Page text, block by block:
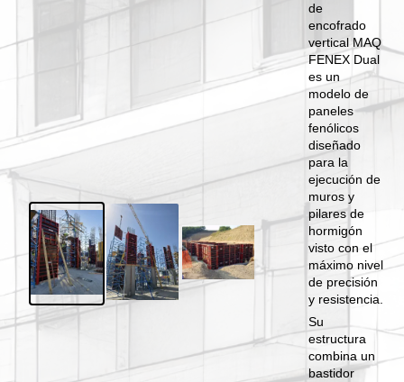
de
encofrado
vertical MAQ
FENEX Dual
es un
modelo de
paneles
fenólicos
diseñado
para la
ejecución de
muros y
pilares de
hormigón
visto con el
máximo nivel
de precisión
y resistencia.
Su
estructura
combina un
bastidor